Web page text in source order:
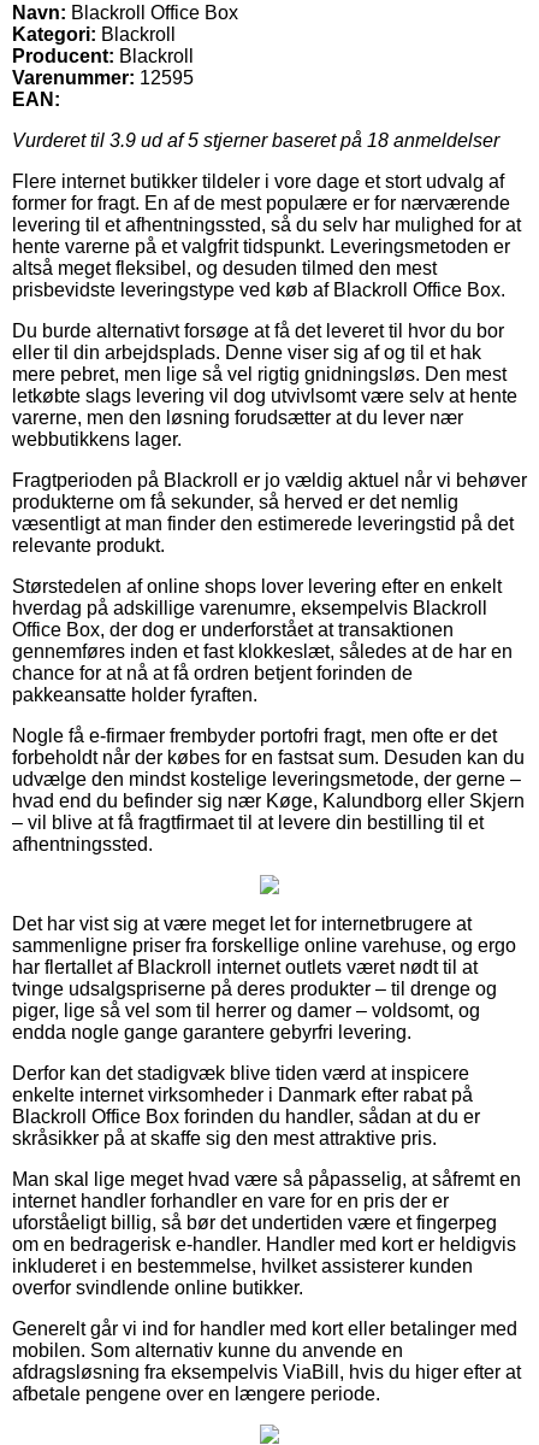
Navn: Blackroll Office Box
Kategori: Blackroll
Producent: Blackroll
Varenummer: 12595
EAN:
Vurderet til 3.9 ud af 5 stjerner baseret på 18 anmeldelser
Flere internet butikker tildeler i vore dage et stort udvalg af
former for fragt. En af de mest populære er for nærværende
levering til et afhentningssted, så du selv har mulighed for at
hente varerne på et valgfrit tidspunkt. Leveringsmetoden er
altså meget fleksibel, og desuden tilmed den mest
prisbevidste leveringstype ved køb af Blackroll Office Box.
Du burde alternativt forsøge at få det leveret til hvor du bor
eller til din arbejdsplads. Denne viser sig af og til et hak
mere pebret, men lige så vel rigtig gnidningsløs. Den mest
letkøbte slags levering vil dog utvivlsomt være selv at hente
varerne, men den løsning forudsætter at du lever nær
webbutikkens lager.
Fragtperioden på Blackroll er jo vældig aktuel når vi behøver
produkterne om få sekunder, så herved er det nemlig
væsentligt at man finder den estimerede leveringstid på det
relevante produkt.
Størstedelen af online shops lover levering efter en enkelt
hverdag på adskillige varenumre, eksempelvis Blackroll
Office Box, der dog er underforstået at transaktionen
gennemføres inden et fast klokkeslæt, således at de har en
chance for at nå at få ordren betjent forinden de
pakkeansatte holder fyraften.
Nogle få e-firmaer frembyder portofri fragt, men ofte er det
forbeholdt når der købes for en fastsat sum. Desuden kan du
udvælge den mindst kostelige leveringsmetode, der gerne –
hvad end du befinder sig nær Køge, Kalundborg eller Skjern
– vil blive at få fragtfirmaet til at levere din bestilling til et
afhentningssted.
Det har vist sig at være meget let for internetbrugere at
sammenligne priser fra forskellige online varehuse, og ergo
har flertallet af Blackroll internet outlets været nødt til at
tvinge udsalgspriserne på deres produkter – til drenge og
piger, lige så vel som til herrer og damer – voldsomt, og
endda nogle gange garantere gebyrfri levering.
Derfor kan det stadigvæk blive tiden værd at inspicere
enkelte internet virksomheder i Danmark efter rabat på
Blackroll Office Box forinden du handler, sådan at du er
skråsikker på at skaffe sig den mest attraktive pris.
Man skal lige meget hvad være så påpasselig, at såfremt en
internet handler forhandler en vare for en pris der er
uforståeligt billig, så bør det undertiden være et fingerpeg
om en bedragerisk e-handler. Handler med kort er heldigvis
inkluderet i en bestemmelse, hvilket assisterer kunden
overfor svindlende online butikker.
Generelt går vi ind for handler med kort eller betalinger med
mobilen. Som alternativ kunne du anvende en
afdragsløsning fra eksempelvis ViaBill, hvis du higer efter at
afbetale pengene over en længere periode.